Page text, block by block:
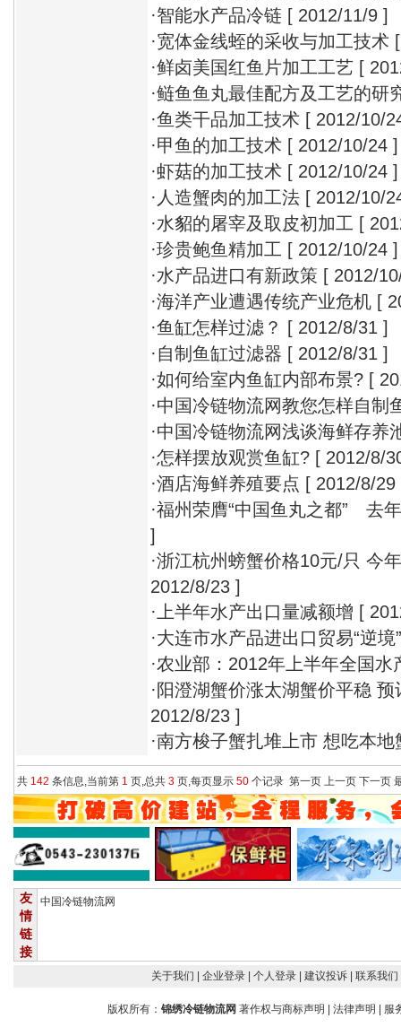
·智能水产品冷链 [ 2012/11/9 ]
·宽体金线蛭的采收与加工技术
·鲜卤美国红鱼片加工工艺 [
·鲢鱼鱼丸最佳配方及工艺的研
·鱼类干品加工技术 [ 2012/10/
·甲鱼的加工技术 [ 2012/10/24 ]
·虾菇的加工技术 [ 2012/10/24 ]
· 人造蟹肉的加工法 [ 2012/10/
·水貂的屠宰及取皮初加工 [
·珍贵鲍鱼精加工 [ 2012/10/24 ]
·水产品进口有新政策 [ 2012/
·海洋产业遭遇传统产业危机 [
·鱼缸怎样过滤？
[ 2012/8/31 ]
·自制鱼缸过滤器 [ 2012/8/31 ]
·如何给室内鱼缸内部布景? [
·中国冷链物流网教您怎样自制
·中国冷链物流网浅谈海鲜存养
·怎样摆放观赏鱼缸? [ 2012/8/
·酒店海鲜养殖要点 [ 2012/8/29
·福州荣膺“中国鱼丸之都” 去
]
·浙江杭州螃蟹价格10元/只 今
2012/8/23 ]
· 上半年水产出口量减额增 [
·大连市水产品进出口贸易“逆境
·农业部：2012年上半年全国水
·阳澄湖蟹价涨太湖蟹价平稳
2012/8/23 ]
·南方梭子蟹扎堆上市 想吃本地
共 142 条信息,当前第 1 页,总共 3 页,每页显示 50 个记录 第一页 上一页 下一页
友
情
链
接
中国冷链物流网
关于我们 | 企业登录 | 个人登录 | 建议投诉 | 联系我们
版权所有： 锦绣冷链物流网 著作权与商标声明 | 法律声明 | 服